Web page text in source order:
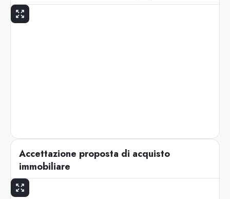
Accettazione proposta di acquisto
immobiliare